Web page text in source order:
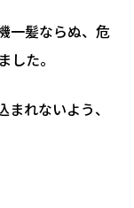
一髪ならぬ、危
た。
れないよう、